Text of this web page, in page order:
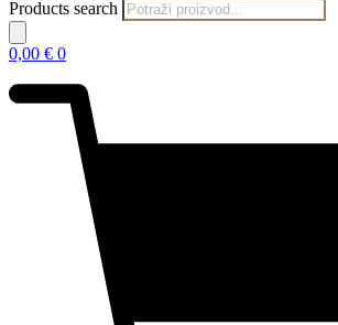
Products search
0,00 € 0